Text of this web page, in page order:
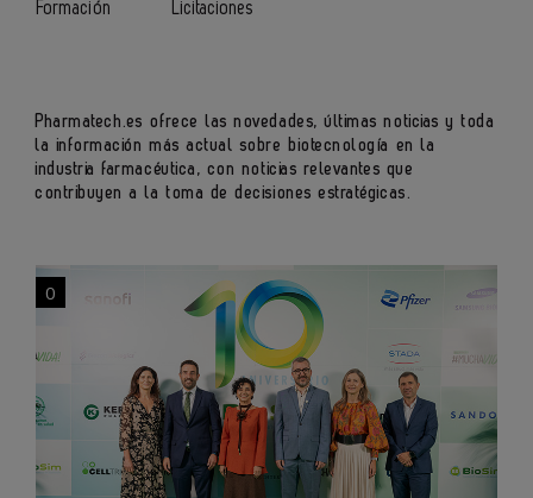
Formación
Licitaciones
Pharmatech.es ofrece las novedades, últimas noticias y toda
la información más actual sobre biotecnología en la
industria farmacéutica, con noticias relevantes que
contribuyen a la toma de decisiones estratégicas.
0